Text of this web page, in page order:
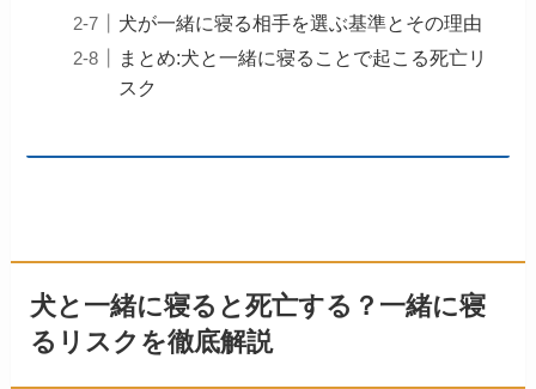
犬が一緒に寝る相手を選ぶ基準とその理由
まとめ:犬と一緒に寝ることで起こる死亡リ
スク
犬と一緒に寝ると死亡する？一緒に寝
るリスクを徹底解説